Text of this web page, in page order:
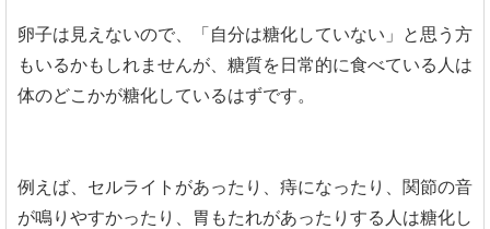
卵子は見えないので、「自分は糖化していない」と思う方
もいるかもしれませんが、糖質を日常的に食べている人は
体のどこかが糖化しているはずです。
例えば、セルライトがあったり、痔になったり、関節の音
が鳴りやすかったり、胃もたれがあったりする人は糖化し